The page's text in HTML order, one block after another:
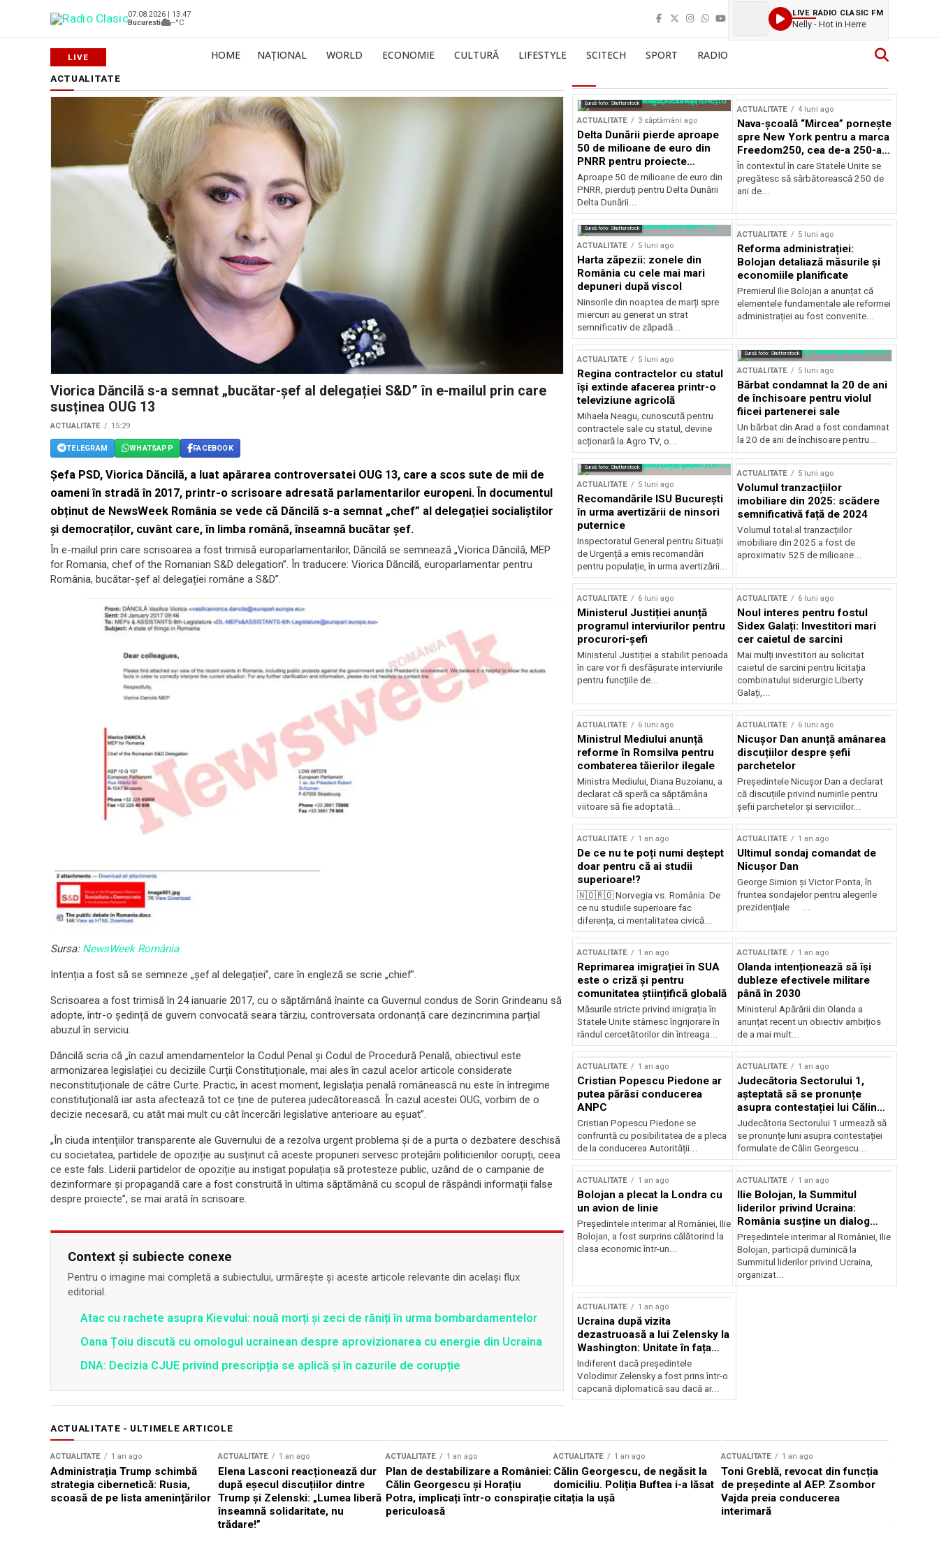
07.08.2026 | 13:47
Bucuresti
--°C
LIVE RADIO CLASIC FM
Nelly - Hot in Herre
HOME NAȚIONAL WORLD ECONOMIE CULTURĂ LIFESTYLE SCITECH SPORT RADIO
ACTUALITATE
Viorica Dăncilă s-a semnat „bucătar-șef al delegației S&D” în e-mailul prin care
susținea OUG 13
ACTUALITATE 15:29
TELEGRAM WHATSAPP FACEBOOK
Șefa PSD, Viorica Dăncilă, a luat apărarea controversatei OUG 13, care a scos sute de mii de
oameni în stradă în 2017, printr-o scrisoare adresată parlamentarilor europeni. În documentul
obținut de NewsWeek România se vede că Dăncilă s-a semnat „chef” al delegației socialiștilor
și democraților, cuvânt care, în limba română, înseamnă bucătar șef.
În e-mailul prin care scrisoarea a fost trimisă europarlamentarilor, Dăncilă se semnează „Viorica Dăncilă, MEP
for Romania, chef of the Romanian S&D delegation”. În traducere: Viorica Dăncilă, europarlamentar pentru
România, bucătar-șef al delegației române a S&D”.
Sursa: NewsWeek România
Intenția a fost să se semneze „șef al delegației”, care în engleză se scrie „chief”.
Scrisoarea a fost trimisă în 24 ianuarie 2017, cu o săptămână înainte ca Guvernul condus de Sorin Grindeanu să
adopte, într-o ședință de guvern convocată seara târziu, controversata ordonanță care dezincrimina parțial
abuzul în serviciu.
Dăncilă scria că „în cazul amendamentelor la Codul Penal și Codul de Procedură Penală, obiectivul este
armonizarea legislației cu deciziile Curții Constituționale, mai ales în cazul acelor articole considerate
neconstituționale de către Curte. Practic, în acest moment, legislația penală românească nu este în întregime
constituțională iar asta afectează tot ce ține de puterea judecătorească. În cazul acestei OUG, vorbim de o
decizie necesară, cu atât mai mult cu cât încercări legislative anterioare au eșuat”.
„În ciuda intențiilor transparente ale Guvernului de a rezolva urgent problema și de a purta o dezbatere deschisă
cu societatea, partidele de opoziție au susținut că aceste propuneri servesc protejării politicienilor corupți, ceea
ce este fals. Liderii partidelor de opoziție au instigat populația să protesteze public, uzând de o campanie de
dezinformare și propagandă care a fost construită în ultima săptămână cu scopul de răspândi informații false
despre proiecte”, se mai arată în scrisoare.
Context și subiecte conexe
Pentru o imagine mai completă a subiectului, urmărește și aceste articole relevante din același flux
editorial.
Atac cu rachete asupra Kievului: nouă morți și zeci de răniți în urma bombardamentelor
Oana Țoiu discută cu omologul ucrainean despre aprovizionarea cu energie din Ucraina
DNA: Decizia CJUE privind prescripția se aplică și în cazurile de corupție
Sursă foto: Shutterstock
ACTUALITATE 3 săptămâni ago
Delta Dunării pierde aproape
50 de milioane de euro din
PNRR pentru proiecte
esențiale
Aproape 50 de milioane de euro din
PNRR, pierduți pentru Delta Dunării
Delta Dunării...
ACTUALITATE 4 luni ago
Nava-școală “Mircea” pornește
spre New York pentru a marca
Freedom250, cea de-a 250-a
aniversare a Statelor Unite
În contextul în care Statele Unite se
pregătesc să sărbătorească 250 de
ani de...
Sursă foto: Shutterstock
ACTUALITATE 5 luni ago
Harta zăpezii: zonele din
România cu cele mai mari
depuneri după viscol
Ninsorile din noaptea de marți spre
miercuri au generat un strat
semnificativ de zăpadă...
ACTUALITATE 5 luni ago
Reforma administrației:
Bolojan detaliază măsurile și
economiile planificate
Premierul Ilie Bolojan a anunțat că
elementele fundamentale ale reformei
administrației au fost convenite...
ACTUALITATE 5 luni ago
Regina contractelor cu statul
își extinde afacerea printr-o
televiziune agricolă
Mihaela Neagu, cunoscută pentru
contractele sale cu statul, devine
acționară la Agro TV, o...
Sursă foto: Shutterstock
ACTUALITATE 5 luni ago
Bărbat condamnat la 20 de ani
de închisoare pentru violul
fiicei partenerei sale
Un bărbat din Arad a fost condamnat
la 20 de ani de închisoare pentru...
Sursă foto: Shutterstock
ACTUALITATE 5 luni ago
Recomandările ISU București
în urma avertizării de ninsori
puternice
Inspectoratul General pentru Situații
de Urgență a emis recomandări
pentru populație, în urma avertizării...
ACTUALITATE 5 luni ago
Volumul tranzacțiilor
imobiliare din 2025: scădere
semnificativă față de 2024
Volumul total al tranzacțiilor
imobiliare din 2025 a fost de
aproximativ 525 de milioane...
ACTUALITATE 6 luni ago
Ministerul Justiției anunță
programul interviurilor pentru
procurori-șefi
Ministerul Justiției a stabilit perioada
în care vor fi desfășurate interviurile
pentru funcțiile de...
ACTUALITATE 6 luni ago
Noul interes pentru fostul
Sidex Galați: Investitori mari
cer caietul de sarcini
Mai mulți investitori au solicitat
caietul de sarcini pentru licitația
combinatului siderurgic Liberty
Galați,...
ACTUALITATE 6 luni ago
Ministrul Mediului anunță
reforme în Romsilva pentru
combaterea tăierilor ilegale
Ministra Mediului, Diana Buzoianu, a
declarat că speră ca săptămâna
viitoare să fie adoptată...
ACTUALITATE 6 luni ago
Nicușor Dan anunță amânarea
discuțiilor despre șefii
parchetelor
Președintele Nicușor Dan a declarat
că discuțiile privind numirile pentru
șefii parchetelor și serviciilor...
ACTUALITATE 1 an ago
De ce nu te poți numi deștept
doar pentru că ai studii
superioare!?
🇳🇴🇷🇴 Norvegia vs. România: De
ce nu studiile superioare fac
diferența, ci mentalitatea civică...
ACTUALITATE 1 an ago
Ultimul sondaj comandat de
Nicușor Dan
George Simion și Victor Ponta, în
fruntea sondajelor pentru alegerile
prezidențiale ...
ACTUALITATE 1 an ago
Reprimarea imigrației în SUA
este o criză și pentru
comunitatea științifică globală
Măsurile stricte privind imigrația în
Statele Unite stârnesc îngrijorare în
rândul cercetătorilor din întreaga...
ACTUALITATE 1 an ago
Olanda intenționează să își
dubleze efectivele militare
până în 2030
Ministerul Apărării din Olanda a
anunțat recent un obiectiv ambițios
de a mai mult...
ACTUALITATE 1 an ago
Cristian Popescu Piedone ar
putea părăsi conducerea
ANPC
Cristian Popescu Piedone se
confruntă cu posibilitatea de a pleca
de la conducerea Autorității...
ACTUALITATE 1 an ago
Judecătoria Sectorului 1,
așteptată să se pronunțe
asupra contestației lui Călin
Georgescu privind controlul
judiciar
Judecătoria Sectorului 1 urmează să
se pronunțe luni asupra contestației
formulate de Călin Georgescu...
ACTUALITATE 1 an ago
Bolojan a plecat la Londra cu
un avion de linie
Președintele interimar al României, Ilie
Bolojan, a fost surprins călătorind la
clasa economic într-un...
ACTUALITATE 1 an ago
Ilie Bolojan, la Summitul
liderilor privind Ucraina:
România susține un dialog
transatlantic pentru securitate
și stabilitate
Președintele interimar al României, Ilie
Bolojan, participă duminică la
Summitul liderilor privind Ucraina,
organizat...
ACTUALITATE 1 an ago
Ucraina după vizita
dezastruoasă a lui Zelensky la
Washington: Unitate în fața
incertitudinii
Indiferent dacă președintele
Volodimir Zelensky a fost prins într-o
capcană diplomatică sau dacă ar...
ACTUALITATE - ULTIMELE ARTICOLE
ACTUALITATE 1 an ago
Administrația Trump schimbă
strategia cibernetică: Rusia,
scoasă de pe lista amenințărilor
ACTUALITATE 1 an ago
Elena Lasconi reacționează dur
după eșecul discuțiilor dintre
Trump și Zelenski: „Lumea liberă
înseamnă solidaritate, nu
trădare!”
ACTUALITATE 1 an ago
Plan de destabilizare a României:
Călin Georgescu și Horațiu
Potra, implicați într-o conspirație
periculoasă
ACTUALITATE 1 an ago
Călin Georgescu, de negăsit la
domiciliu. Poliția Buftea i-a lăsat
citația la ușă
ACTUALITATE 1 an ago
Toni Greblă, revocat din funcția
de președinte al AEP. Zsombor
Vajda preia conducerea
interimară